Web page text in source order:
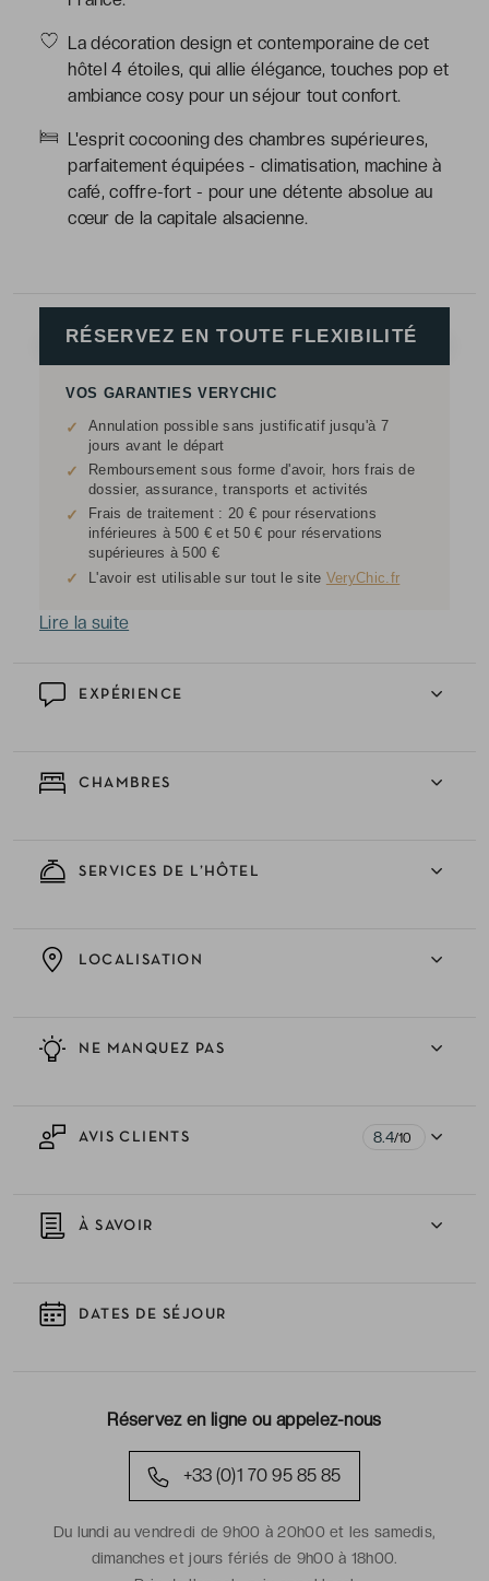
La décoration design et contemporaine de cet
hôtel 4 étoiles, qui allie élégance, touches pop et
ambiance cosy pour un séjour tout confort.
L'esprit cocooning des chambres supérieures,
parfaitement équipées - climatisation, machine à
café, coffre-fort - pour une détente absolue au
cœur de la capitale alsacienne.
EXPÉRIENCE
CHAMBRES
SERVICES DE L’HÔTEL
NE MANQUEZ PAS
LOCALISATION
AVIS CLIENTS 8.4/10
À SAVOIR
DATES DE SÉJOUR
Réservez en ligne ou appelez-nous
+33 (0)1 70 95 85 85
Du lundi au vendredi de 9h00 à 20h00 et les samedis,
dimanches et jours fériés de 9h00 à 18h00.
RÉSERVEZ EN TOUTE FLEXIBILITÉ
VOS GARANTIES VERYCHIC
✓
Annulation possible sans justificatif jusqu'à 7
jours avant le départ
✓
Remboursement sous forme d'avoir, hors frais de
dossier, assurance, transports et activités
✓
Frais de traitement : 20 € pour réservations
inférieures à 500 € et 50 € pour réservations
supérieures à 500 €
✓ L'avoir est utilisable sur tout le site VeryChic.fr
Lire la suite